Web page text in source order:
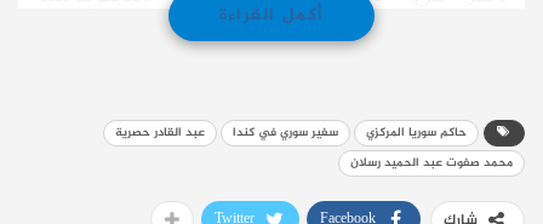
تعزيز العلاقات الثنائية وتطوير مجالات التعاون
والتواصل الدبلوماسي مع الدول الصديقة
أكمل القراءة
حاكم سوريا المركزي سفير سوري في كندا
عبد القادر حصرية
محمد صفوت عبد الحميد رسلان